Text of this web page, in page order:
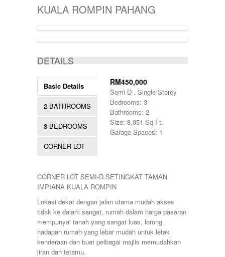
SINGLE STOREY
TERRACE
KLANG
KUALA LIPIS
KUALA NERUS
KUALA ROPIN
KUANTAN
MARANG
PAHANG
PUCHONG
ROMPIN
SHAH ALAM
TEMERLOH
TERENGGANU
YONG PENG
5000-10000
50000-100000
700000-900000
90000
900001-1000000
KUALA ROMPIN PAHANG
DETAILS
Basic Details
2 BATHROOMS
3 BEDROOMS
CORNER LOT
RM450,000
Semi D , Single Storey
Bedrooms: 3
Bathrooms: 2
Size: 8,051 Sq Ft.
Garage Spaces: 1
CORNER LOT SEMI-D SETINGKAT TAMAN
IMPIANA KUALA ROMPIN
Lokasi dekat dengan jalan utama mudah akses
tidak ke dalam sangat, rumah dalam harga pasaran
mempunyai tanah yang sangat luas, lorong
hadapan rumah yang lebar mudah untuk letak
kenderaan dan buat pelbagai majlis memudahkan
jiran dan tetamu.